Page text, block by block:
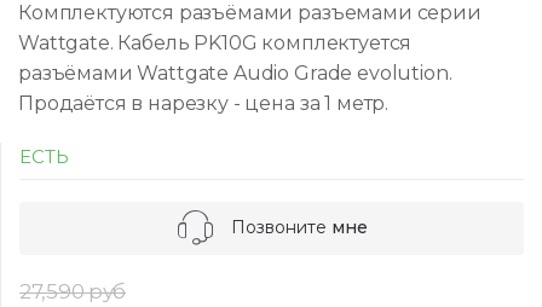
Комплектуются разъёмами разъемами серии
Wattgate. Кабель PK10G комплектуется
разъёмами Wattgate Audio Grade evolution.
Продаётся в нарезку - цена за 1 метр.
ЕСТЬ
Позвоните мне
27,590руб